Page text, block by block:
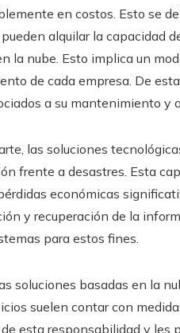
en costos. Esto se
alquilar la capacidad
la nube. Esto implica un
de cada empresa. De
a su mantenimiento y
las soluciones
frente a desastres. Esta
económicas
y recuperación de la
para estos fines.
soluciones basadas en la
suelen contar con
esta responsabilidad y les